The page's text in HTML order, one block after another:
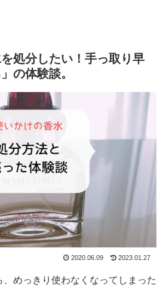
処分したい！手っ取り早
の体験談。
2020.06.09 2023.01.27
めっきり使わなくなってしまった